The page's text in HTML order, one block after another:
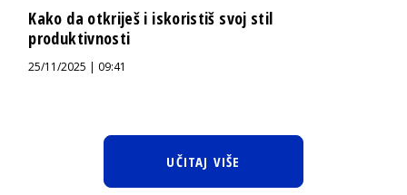
Kako da otkriješ i iskoristiš svoj stil
produktivnosti
25/11/2025 | 09:41
UČITAJ VIŠE